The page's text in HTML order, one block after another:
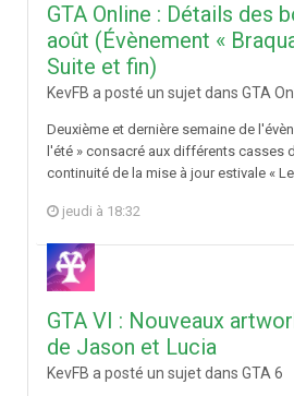
GTA Online : Détails des
août (Évènement «
Suite et fin)
KevFB a posté un sujet dans GTA
Deuxième et dernière semaine de
l'été » consacré aux différents casses
continuité de la mise à jour estivale «
jeudi à 18:32
GTA VI : Nouveaux
de Jason et Lucia
KevFB a posté un sujet dans GTA 6